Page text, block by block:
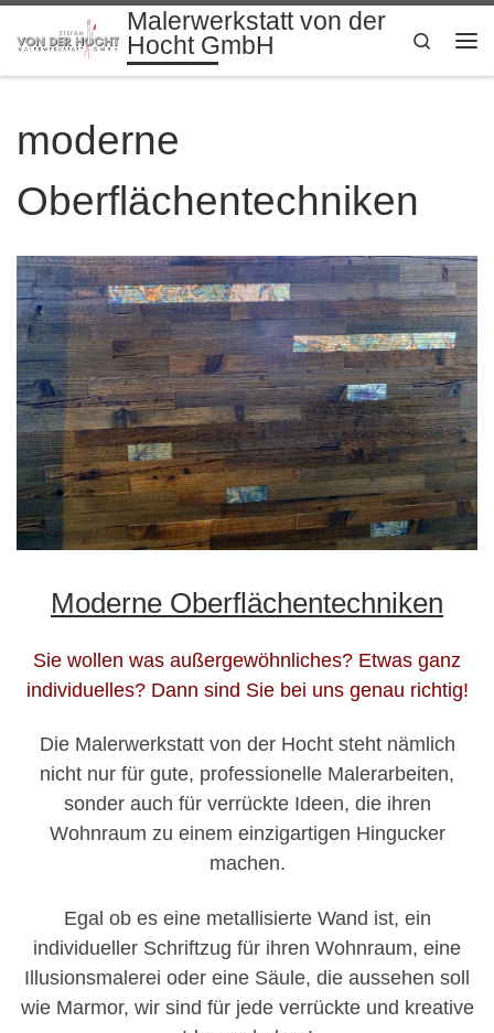
Zum Inhalt springenMalerwerkstatt von der
Hocht GmbH
Search
moderne
Oberflächentechniken
Moderne Oberflächentechniken
Sie wollen was außergewöhnliches? Etwas ganz
individuelles? Dann sind Sie bei uns genau richtig!
Die Malerwerkstatt von der Hocht steht nämlich
nicht nur für gute, professionelle Malerarbeiten,
sonder auch für verrückte Ideen, die ihren
Wohnraum zu einem einzigartigen Hingucker
machen.
Egal ob es eine metallisierte Wand ist, ein
individueller Schriftzug für ihren Wohnraum, eine
Illusionsmalerei oder eine Säule, die aussehen soll
wie Marmor, wir sind für jede verrückte und kreative